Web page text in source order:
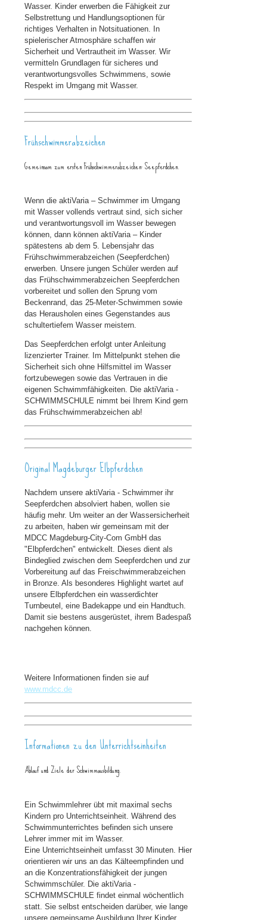
Wasser. Kinder erwerben die Fähigkeit zur
Selbstrettung und Handlungsoptionen für
richtiges Verhalten in Notsituationen. In
spielerischer Atmosphäre schaffen wir
Sicherheit und Vertrautheit im Wasser. Wir
vermitteln Grundlagen für sicheres und
verantwortungsvolles Schwimmens, sowie
Respekt im Umgang mit Wasser.
Frühschwimmerabzeichen
Gemeinsam zum ersten Frühschwimmerabzeichen: Seepferdchen.
Wenn die aktiVaria – Schwimmer im Umgang
mit Wasser vollends vertraut sind, sich sicher
und verantwortungsvoll im Wasser bewegen
können, dann können aktiVaria – Kinder
spätestens ab dem 5. Lebensjahr das
Frühschwimmerabzeichen (Seepferdchen)
erwerben. Unsere jungen Schüler werden auf
das Frühschwimmerabzeichen Seepferdchen
vorbereitet und sollen den Sprung vom
Beckenrand, das 25-Meter-Schwimmen sowie
das Herausholen eines Gegenstandes aus
schultertiefem Wasser meistern.
Das Seepferdchen erfolgt unter Anleitung
lizenzierter Trainer. Im Mittelpunkt stehen die
Sicherheit sich ohne Hilfsmittel im Wasser
fortzubewegen sowie das Vertrauen in die
eigenen Schwimmfähigkeiten. Die aktiVaria -
SCHWIMMSCHULE nimmt bei Ihrem Kind gern
das Frühschwimmerabzeichen ab!
Original Magdeburger Elbpferdchen
Nachdem unsere aktiVaria - Schwimmer ihr
Seepferdchen absolviert haben, wollen sie
häufig mehr. Um weiter an der Wassersicherheit
zu arbeiten, haben wir gemeinsam mit der
MDCC Magdeburg-City-Com GmbH das
"Elbpferdchen" entwickelt. Dieses dient als
Bindeglied zwischen dem Seepferdchen und zur
Vorbereitung auf das Freischwimmerabzeichen
in Bronze. Als besonderes Highlight wartet auf
unsere Elbpferdchen ein wasserdichter
Turnbeutel, eine Badekappe und ein Handtuch.
Damit sie bestens ausgerüstet, ihrem Badespaß
nachgehen können.
Weitere Informationen finden sie auf
www.mdcc.de
Informationen zu den Unterrichtseinheiten
Ablauf und Ziele der Schwimmausbildung.
Ein Schwimmlehrer übt mit maximal sechs
Kindern pro Unterrichtseinheit. Während des
Schwimmunterrichtes befinden sich unsere
Lehrer immer mit im Wasser.
Eine Unterrichtseinheit umfasst 30 Minuten. Hier
orientieren wir uns an das Kälteempfinden und
an die Konzentrationsfähigkeit der jungen
Schwimmschüler. Die aktiVaria -
SCHWIMMSCHULE findet einmal wöchentlich
statt. Sie selbst entscheiden darüber, wie lange
unsere gemeinsame Ausbildung Ihrer Kinder